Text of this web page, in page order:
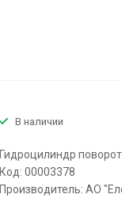
В наличии
Гидроцилиндр
Код: 00003378
Производитель: АО